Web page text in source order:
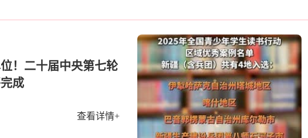
！二十届中央第七轮
成
查看详情+